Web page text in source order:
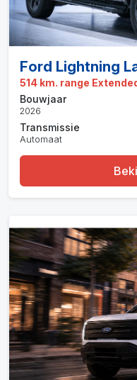
Ford Lightning
514 km. range
Bouwjaar
2026
Transmissie
Automaat